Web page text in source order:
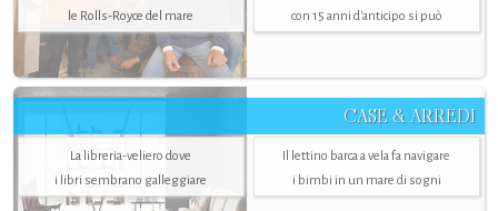
le Rolls-Royce del mare
con 15 anni d'anticipo si può
CASE & ARREDI
La libreria-veliero dove
i libri sembrano galleggiare
Il lettino barca a vela fa navigare
i bimbi in un mare di sogni